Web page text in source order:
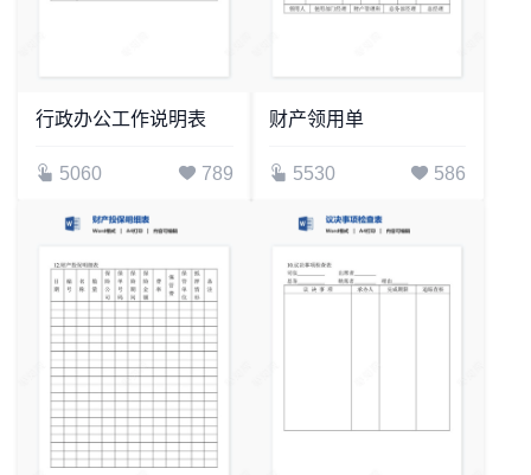
行政办公工作说明表
5060 789
财产领用单
5530 586